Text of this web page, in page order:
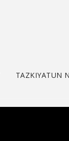
TAZKIYATUN